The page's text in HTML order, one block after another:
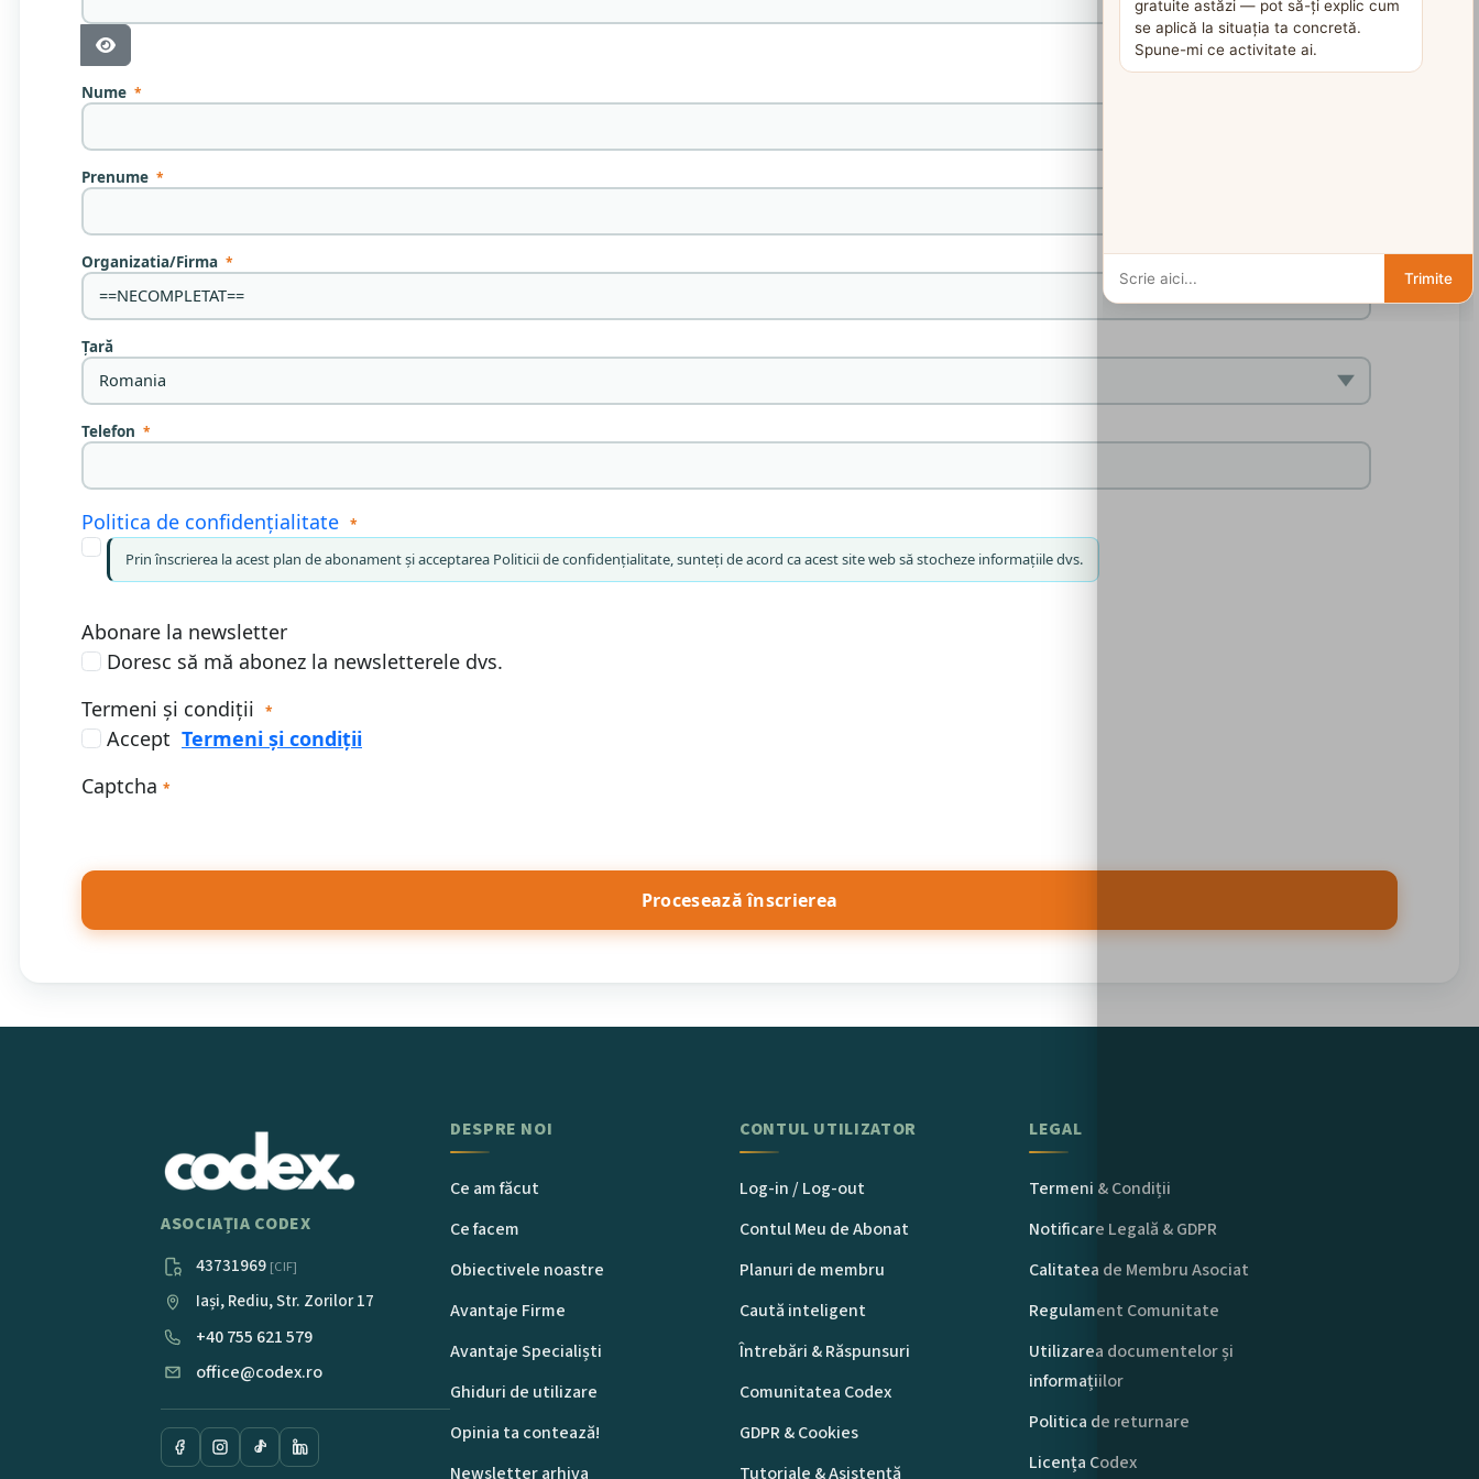
Arată Parola
Nume *
Prenume *
Organizatia/Firma *
Țară
Telefon *
Politica de confidențialitate *
Prin înscrierea la acest plan de abonament și acceptarea Politicii de confidențialitate, sunteți de acord ca acest site web să stocheze informațiile dvs.
Abonare la newsletter
Doresc să mă abonez la newsletterele dvs.
Termeni și condiții
*
Accept Termeni și condiții
Captcha *
ASOCIAȚIA CODEX
43731969 [CIF]
Iași, Rediu, Str. Zorilor 17
+40 755 621 579
office@codex.ro
DESPRE NOI
Ce am făcut
Ce facem
Obiectivele noastre
Avantaje Firme
Avantaje Specialiști
Ghiduri de utilizare
Opinia ta contează!
Newsletter arhiva
CONTUL UTILIZATOR
Log-in / Log-out
Contul Meu de Abonat
Planuri de membru
Caută inteligent
Întrebări & Răspunsuri
Comunitatea Codex
GDPR & Cookies
Tutoriale & Asistență
LEGAL
Termeni & Condiții
Notificare Legală & GDPR
Calitatea de Membru Asociat
Regulament Comunitate
Utilizarea documentelor și
informațiilor
Politica de returnare
Licența Codex
gratuite astăzi — pot să-ți explic cum
se aplică la situația ta concretă.
Spune-mi ce activitate ai.
Trimite